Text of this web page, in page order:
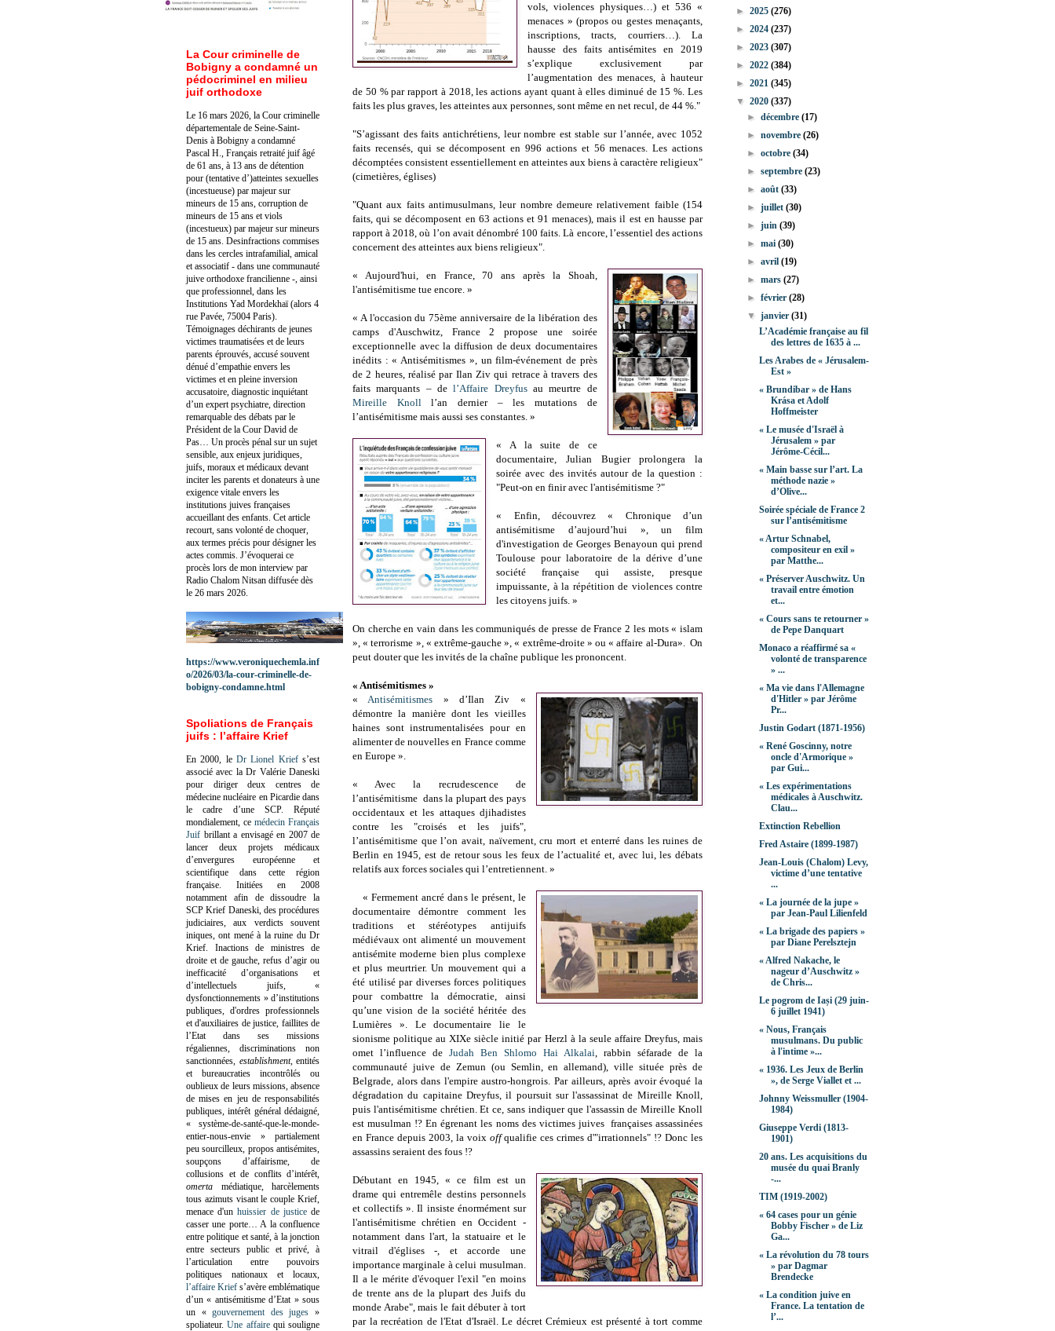
vols, violences physiques…) et 536 «
menaces » (propos ou gestes menaçants,
inscriptions, tracts, courriers…). La
hausse des faits antisémites en 2019
s’explique exclusivement par
l’augmentation des menaces, à hauteur
de 50 % par rapport à 2018, les actions ayant quant à elles diminué de 15 %. Les
faits les plus graves, les atteintes aux personnes, sont même en net recul, de 44 %."
"S’agissant des faits antichrétiens, leur nombre est stable sur l’année, avec 1052
faits recensés, qui se décomposent en 996 actions et 56 menaces. Les actions
décomptées consistent essentiellement en atteintes aux biens à caractère religieux"
(cimetières, églises)
"Quant aux faits antimusulmans, leur nombre demeure relativement faible (154
faits, qui se décomposent en 63 actions et 91 menaces), mais il est en hausse par
rapport à 2018, où l’on avait dénombré 100 faits. Là encore, l’essentiel des actions
concernent des atteintes aux biens religieux".
« Aujourd'hui, en France, 70 ans après la Shoah,
l'antisémitisme tue encore. »
« A l'occasion du 75ème anniversaire de la libération des
camps d'Auschwitz, France 2 propose une soirée
exceptionnelle avec la diffusion de deux documentaires
inédits : « Antisémitismes », un film-événement de près
de 2 heures, réalisé par Ilan Ziv qui retrace à travers des
faits marquants – del’Affaire Dreyfusau meurtre de
Mireille Knolll’an dernier – les mutations de
l’antisémitisme mais aussi ses constantes. »
« A la suite de ce
documentaire, Julian Bugier prolongera la
soirée avec des invités autour de la question :
"Peut-on en finir avec l'antisémitisme ?"
« Enfin, découvrez « Chronique d’un
antisémitisme d’aujourd’hui », un film
d'investigation de Georges Benayoun qui prend
Toulouse pour laboratoire de la dérive d’une
société française qui assiste, presque
impuissante, à la répétition de violences contre
les citoyens juifs. »
On cherche en vain dans les communiqués de presse de France 2 les mots « islam
», « terrorisme », « extrême-gauche », « extrême-droite » ou « affaire al-Dura». On
peut douter que les invités de la chaîne publique les prononcent.
« Antisémitismes »
«Antisémitismes » d’Ilan Ziv «
démontre la manière dont les vieilles
haines sont instrumentalisées pour en
alimenter de nouvelles en France comme
en Europe ».
« Avec la recrudescence de
l’antisémitisme dans la plupart des pays
occidentaux et les attaques djihadistes
contre les "croisés et les juifs",
l’antisémitisme que l’on avait, naïvement, cru mort et enterré dans les ruines de
Berlin en 1945, est de retour sous les feux de l’actualité et, avec lui, les débats
relatifs aux forces sociales qui l’entretiennent. »
« Fermement ancré dans le présent, le
documentaire démontre comment les
traditions et stéréotypes antijuifs
médiévaux ont alimenté un mouvement
antisémite moderne bien plus complexe
et plus meurtrier. Un mouvement qui a
été utilisé par diverses forces politiques
pour combattre la démocratie, ainsi
qu’une vision de la société héritée des
Lumières ». Le documentaire lie le
sionisme politique au XIXe siècle initié par Herzl à la seule affaire Dreyfus, mais
omet l’influence de Judah Ben Shlomo Hai Alkalai, rabbin séfarade de la
communauté juive de Zemun (ou Semlin, en allemand), ville située près de
Belgrade, alors dans l'empire austro-hongrois. Par ailleurs, après avoir évoqué la
dégradation du capitaine Dreyfus, il poursuit sur l'assassinat de Mireille Knoll,
puis l'antisémitisme chrétien. Et ce, sans indiquer que l'assassin de Mireille Knoll
est musulman !? En égrenant les noms des victimes juives françaises assassinées
en France depuis 2003, la voix offqualifie ces crimes d'"irrationnels" !? Donc les
assassins seraient des fous !?
Débutant en 1945, « ce film est un
drame qui entremêle destins personnels
et collectifs ». Il insiste énormément sur
l'antisémitisme chrétien en Occident -
notamment dans l'art, la statuaire et le
vitrail d'églises -, et accorde une
importance marginale à celui musulman.
Il a le mérite d'évoquer l'exil "en moins
de trente ans de la plupart des Juifs du
monde Arabe", mais le fait débuter à tort
par la recréation de l'Etat d'Israël. Le décret Crémieux est présenté à tort comme
La Cour criminelle de
Bobigny a condamné un
pédocriminel en milieu
juif orthodoxe
Le 16 mars 2026, la Cour criminelle
départementale de Seine-Saint-
Denis à Bobigny a condamné
Pascal H., Français retraité juif âgé
de 61 ans, à 13 ans de détention
pour (tentative d’)atteintes sexuelles
(incestueuse) par majeur sur
mineurs de 15 ans, corruption de
mineurs de 15 ans et viols
(incestueux) par majeur sur mineurs
de 15 ans. Desinfractions commises
dans les cercles intrafamilial, amical
et associatif - dans une communauté
juive orthodoxe francilienne -, ainsi
que professionnel, dans les
Institutions Yad Mordekhaï (alors 4
rue Pavée, 75004 Paris).
Témoignages déchirants de jeunes
victimes traumatisées et de leurs
parents éprouvés, accusé souvent
dénué d’empathie envers les
victimes et en pleine inversion
accusatoire, diagnostic inquiétant
d’un expert psychiatre, direction
remarquable des débats par le
Président de la Cour David de
Pas… Un procès pénal sur un sujet
sensible, aux enjeux juridiques,
juifs, moraux et médicaux devant
inciter les parents et donateurs à une
exigence vitale envers les
institutions juives françaises
accueillant des enfants. Cet article
recourt, sans volonté de choquer,
aux termes précis pour désigner les
actes commis. J’évoquerai ce
procès lors de mon interview par
Radio Chalom Nitsan diffusée dès
le 26 mars 2026.
https://www.veroniquechemla.inf
o/2026/03/la-cour-criminelle-de-
bobigny-condamne.html
Spoliations de Français
juifs : l’affaire Krief
En 2000, le Dr Lionel Kriefs’est
associé avec la Dr Valérie Daneski
pour diriger deux centres de
médecine nucléaire en Picardie dans
le cadre d’une SCP. Réputé
mondialement, ce médecin Français
Juif brillant a envisagé en 2007 de
lancer deux projets médicaux
d’envergures européenne et
scientifique dans cette région
française. Initiées en 2008
notamment afin de dissoudre la
SCP Krief Daneski, des procédures
judiciaires, aux verdicts souvent
iniques, ont mené à la ruine du Dr
Krief. Inactions de ministres de
droite et de gauche, refus d’agir ou
inefficacité d’organisations et
d’intellectuels juifs, «
dysfonctionnements » d’institutions
publiques, d'ordres professionnels
et d'auxiliaires de justice, faillites de
l’Etat dans ses missions
régaliennes, discriminations non
sanctionnées, establishment, entités
et bureaucraties incontrôlés ou
oublieux de leurs missions, absence
de mises en jeu de responsabilités
publiques, intérêt général dédaigné,
« système-de-santé-que-le-monde-
entier-nous-envie » partialement
peu sourcilleux, propos antisémites,
soupçons d’affairisme, de
collusions et de conflits d’intérêt,
omerta médiatique, harcèlements
tous azimuts visant le couple Krief,
menace d'unhuissier de justicede
casser une porte… A la confluence
entre politique et santé, à la jonction
entre secteurs public et privé, à
l’articulation entre pouvoirs
politiques nationaux et locaux,
l’affaire Krief s’avère emblématique
d’un « antisémitisme d’Etat » sous
un «gouvernement des juges »
spoliateur.Une affairequi souligne
► 2025 (276)
► 2024 (237)
► 2023 (307)
► 2022 (384)
► 2021 (345)
▼ 2020 (337)
►décembre(17)
►novembre(26)
►octobre(34)
►septembre(23)
►août(33)
►juillet(30)
►juin(39)
►mai(30)
►avril(19)
►mars(27)
►février(28)
▼janvier(31)
L’Académie française au fil
des lettres de 1635 à ...
Les Arabes de « Jérusalem-
Est »
« Brundibar » de Hans
Krása et Adolf
Hoffmeister
« Le musée d'Israël à
Jérusalem » par
Jérôme-Cécil...
« Main basse sur l’art. La
méthode nazie »
d’Olive...
Soirée spéciale de France 2
sur l’antisémitisme
« Artur Schnabel,
compositeur en exil »
par Matthe...
« Préserver Auschwitz. Un
travail entre émotion
et...
« Cours sans te retourner »
de Pepe Danquart
Monaco a réaffirmé sa «
volonté de transparence
» ...
« Ma vie dans l'Allemagne
d'Hitler » par Jérôme
Pr...
Justin Godart (1871-1956)
« René Goscinny, notre
oncle d'Armorique »
par Gui...
« Les expérimentations
médicales à Auschwitz.
Clau...
Extinction Rebellion
Fred Astaire (1899-1987)
Jean-Louis (Chalom) Levy,
victime d’une tentative
...
« La journée de la jupe »
par Jean-Paul Lilienfeld
« La brigade des papiers »
par Diane Perelsztejn
« Alfred Nakache, le
nageur d’Auschwitz »
de Chris...
Le pogrom de Iași (29 juin-
6 juillet 1941)
« Nous, Français
musulmans. Du public
à l'intime »...
« 1936. Les Jeux de Berlin
», de Serge Viallet et ...
Johnny Weissmuller (1904-
1984)
Giuseppe Verdi (1813-
1901)
20 ans. Les acquisitions du
musée du quai Branly
-...
TIM (1919-2002)
« 64 cases pour un génie
Bobby Fischer » de Liz
Ga...
« La révolution du 78 tours
» par Dagmar
Brendecke
« La condition juive en
France. La tentation de
l’...